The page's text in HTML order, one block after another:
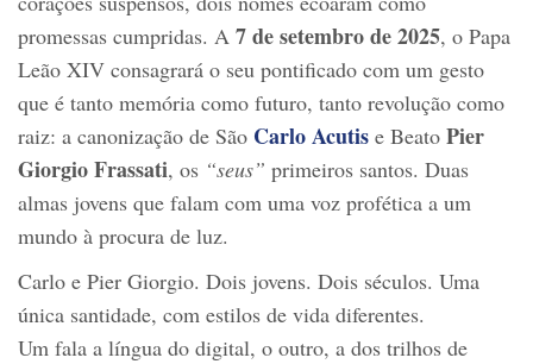
promessas cumpridas. A 7 de setembro de 2025, o Papa
Leão XIV consagrará o seu pontificado com um gesto
que é tanto memória como futuro, tanto revolução como
raiz: a canonização de São Carlo Acutis e Beato Pier
Giorgio Frassati, os “seus” primeiros santos. Duas
almas jovens que falam com uma voz profética a um
mundo à procura de luz.
Carlo e Pier Giorgio. Dois jovens. Dois séculos. Uma
única santidade, com estilos de vida diferentes.
Um fala a língua do digital, o outro, a dos trilhos de